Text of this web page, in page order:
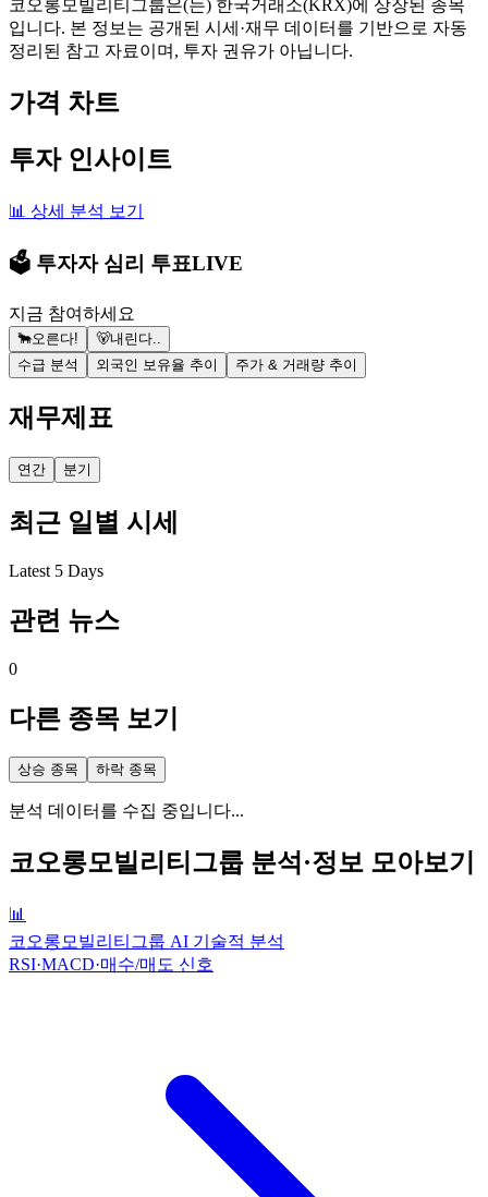
코오롱모빌리티그룹은(는) 한국거래소(KRX)에 상장된 종목
입니다. 본 정보는 공개된 시세·재무 데이터를 기반으로 자동
정리된 참고 자료이며, 투자 권유가 아닙니다.
가격 차트
투자 인사이트
📊 상세 분석 보기
🗳️ 투자자 심리 투표LIVE
지금 참여하세요
🐂오른다! 🐻내린다..
수급 분석
외국인 보유율 추이 주가 & 거래량 추이
재무제표
연간 분기
최근 일별 시세
Latest 5 Days
관련 뉴스
0
다른 종목 보기
상승 종목 하락 종목
분석 데이터를 수집 중입니다...
코오롱모빌리티그룹 분석·정보 모아보기
📊
코오롱모빌리티그룹 AI 기술적 분석
RSI·MACD·매수/매도 신호